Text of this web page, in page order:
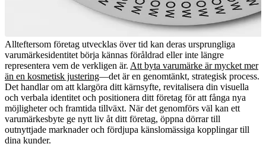
Allteftersom företag utvecklas över tid kan deras ursprungliga
varumärkesidentitet börja kännas föråldrad eller inte längre
representera vem de verkligen är. Att byta varumärke är mycket mer
än en kosmetisk justering—det är en genomtänkt, strategisk process.
Det handlar om att klargöra ditt kärnsyfte, revitalisera din visuella
och verbala identitet och positionera ditt företag för att fånga nya
möjligheter och framtida tillväxt. När det genomförs väl kan ett
varumärkesbyte ge nytt liv åt ditt företag, öppna dörrar till
outnyttjade marknader och fördjupa känslomässiga kopplingar till
dina kunder.